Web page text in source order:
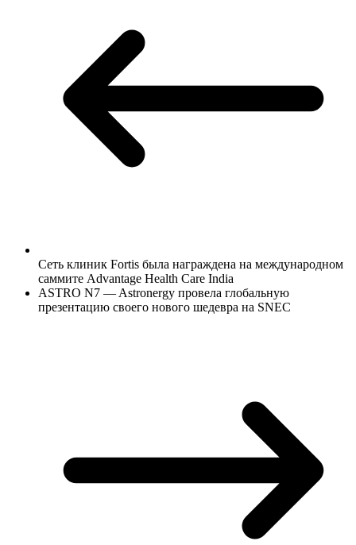
Сеть клиник Fortis была награждена на международном
саммите Advantage Health Care India
ASTRO N7 — Astronergy провела глобальную
презентацию своего нового шедевра на SNEC